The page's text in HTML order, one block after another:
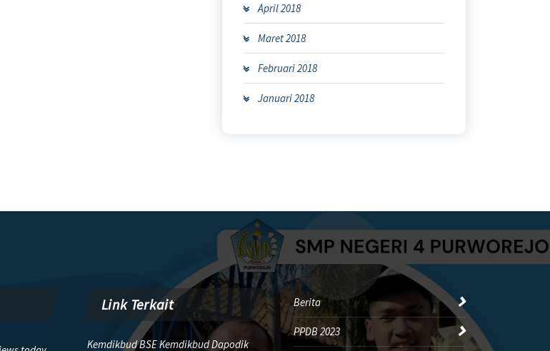
April 2018
Maret 2018
Februari 2018
Januari 2018
Link Terkait
Kemdikbud BSE Kemdikbud Dapodik
Berita
PPDB 2023